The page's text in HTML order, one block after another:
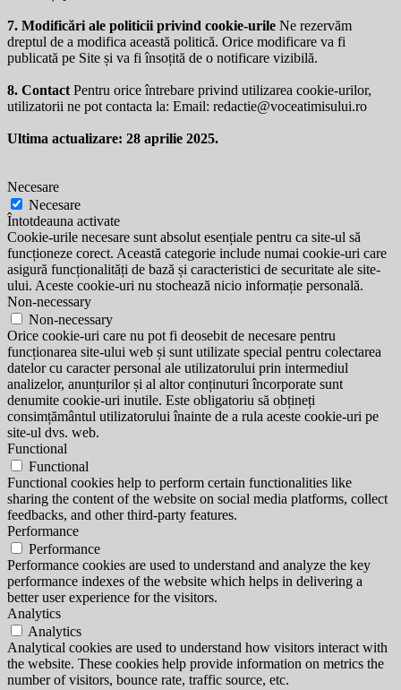
7. Modificări ale politicii privind cookie-urile Ne rezervăm
dreptul de a modifica această politică. Orice modificare va fi
publicată pe Site și va fi însoțită de o notificare vizibilă.
8. Contact Pentru orice întrebare privind utilizarea cookie-urilor,
utilizatorii ne pot contacta la: Email: redactie@voceatimisului.ro
Ultima actualizare: 28 aprilie 2025.
Necesare
Necesare
Întotdeauna activate
Cookie-urile necesare sunt absolut esențiale pentru ca site-ul să
funcționeze corect. Această categorie include numai cookie-uri care
asigură funcționalități de bază și caracteristici de securitate ale site-
ului. Aceste cookie-uri nu stochează nicio informație personală.
Non-necessary
Non-necessary
Orice cookie-uri care nu pot fi deosebit de necesare pentru
funcționarea site-ului web și sunt utilizate special pentru colectarea
datelor cu caracter personal ale utilizatorului prin intermediul
analizelor, anunțurilor și al altor conținuturi încorporate sunt
denumite cookie-uri inutile. Este obligatoriu să obțineți
consimțământul utilizatorului înainte de a rula aceste cookie-uri pe
site-ul dvs. web.
Functional
Functional
Functional cookies help to perform certain functionalities like
sharing the content of the website on social media platforms, collect
feedbacks, and other third-party features.
Performance
Performance
Performance cookies are used to understand and analyze the key
performance indexes of the website which helps in delivering a
better user experience for the visitors.
Analytics
Analytics
Analytical cookies are used to understand how visitors interact with
the website. These cookies help provide information on metrics the
number of visitors, bounce rate, traffic source, etc.